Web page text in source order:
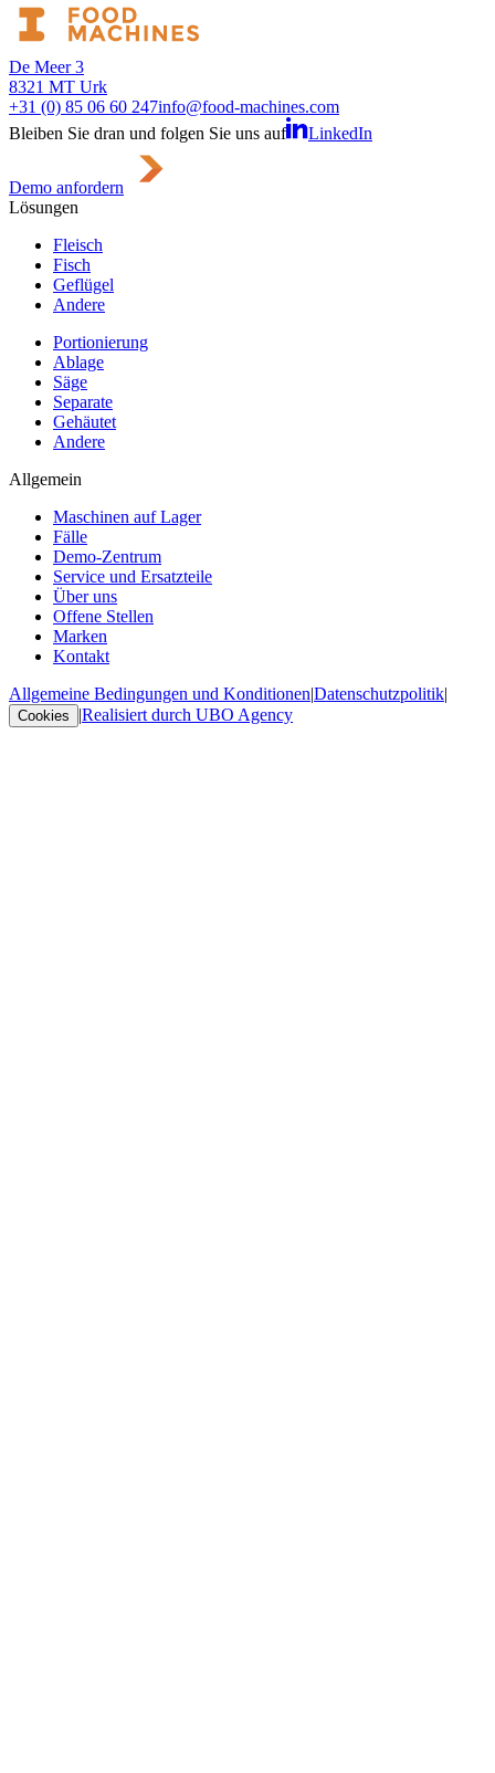
De Meer 3
8321 MT Urk
+31 (0) 85 06 60 247info@food-machines.com
Bleiben Sie dran und folgen Sie uns auf
LinkedIn
Demo anfordern
Lösungen
Fleisch
Fisch
Geflügel
Andere
Portionierung
Ablage
Säge
Separate
Gehäutet
Andere
Allgemein
Maschinen auf Lager
Fälle
Demo-Zentrum
Service und Ersatzteile
Über uns
Offene Stellen
Marken
Kontakt
Allgemeine Bedingungen und Konditionen|Datenschutzpolitik|
Cookies |Realisiert durch UBO Agency